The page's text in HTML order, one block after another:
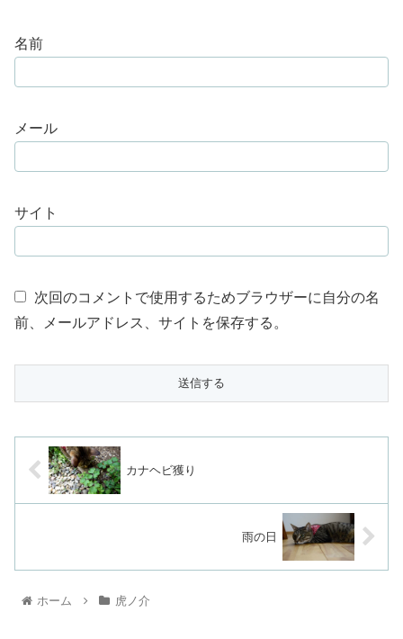
名前
メール
サイト
次回のコメントで使用するためブラウザーに自分の名
前、メールアドレス、サイトを保存する。
カナヘビ獲り
雨の日
ホーム 虎ノ介